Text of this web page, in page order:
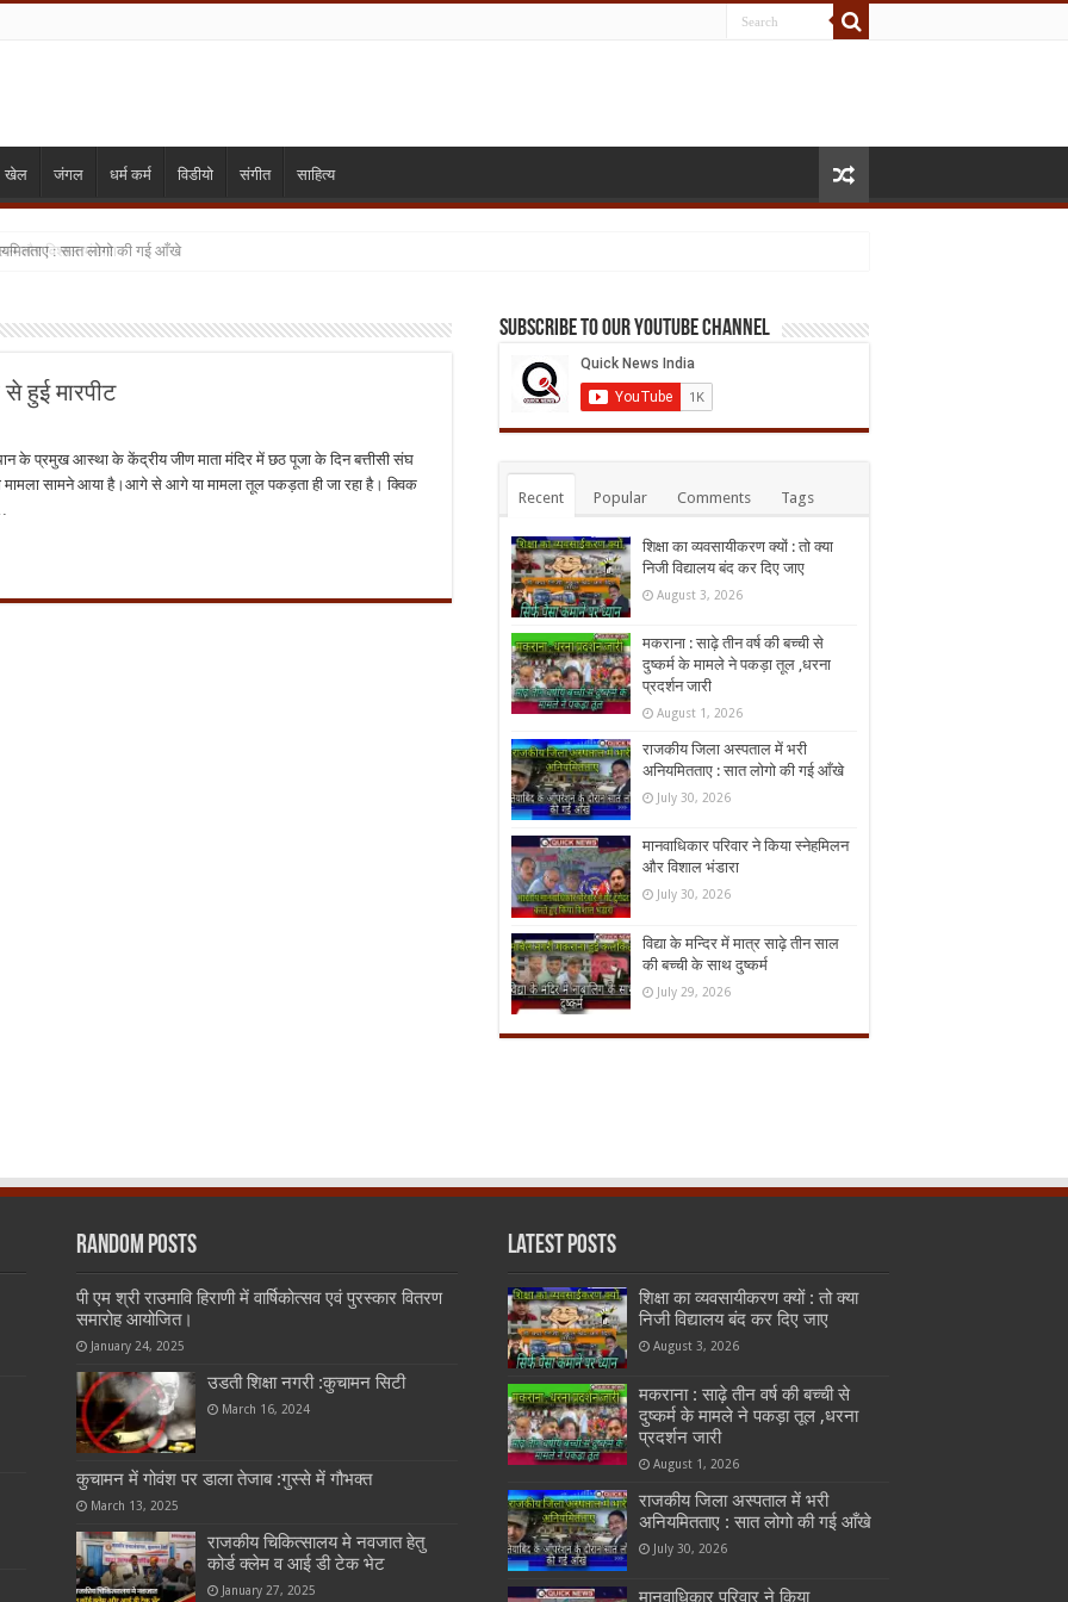
खेल जंगल धर्म कर्म विडीयो संगीत साहित्य
: सात लोगो की गई आँखे
और विशाल भंडारा
से हुई मारपीट
के प्रमुख आस्था के केंद्रीय जीण माता मंदिर में छठ पूजा के दिन बत्तीसी संघ
मामला सामने आया है।आगे से आगे या मामला तूल पकड़ता ही जा रहा है। क्विक
Subscribe to our Youtube Channel
Recent Popular Comments Tags
शिक्षा का व्यवसायीकरण क्यों : तो क्या
निजी विद्यालय बंद कर दिए जाए
August 3, 2026
मकराना : साढ़े तीन वर्ष की बच्ची से
दुष्कर्म के मामले ने पकड़ा तूल ,धरना
प्रदर्शन जारी
August 1, 2026
राजकीय जिला अस्पताल में भरी
अनियमितताए : सात लोगो की गई आँखे
July 30, 2026
मानवाधिकार परिवार ने किया स्नेहमिलन
और विशाल भंडारा
July 30, 2026
विद्या के मन्दिर में मात्र साढ़े तीन साल
की बच्ची के साथ दुष्कर्म
July 29, 2026
Random Posts
पी एम श्री राउमावि हिराणी में वार्षिकोत्सव एवं पुरस्कार वितरण
समारोह आयोजित।
January 24, 2025
उडती शिक्षा नगरी :कुचामन सिटी
March 16, 2024
कुचामन में गोवंश पर डाला तेजाब :गुस्से में गौभक्त
March 13, 2025
राजकीय चिकित्सालय मे नवजात हेतु
कोर्ड क्लेम व आई डी टेक भेट
January 27, 2025
Latest Posts
शिक्षा का व्यवसायीकरण क्यों : तो क्या
निजी विद्यालय बंद कर दिए जाए
August 3, 2026
मकराना : साढ़े तीन वर्ष की बच्ची से
दुष्कर्म के मामले ने पकड़ा तूल ,धरना
प्रदर्शन जारी
August 1, 2026
राजकीय जिला अस्पताल में भरी
अनियमितताए : सात लोगो की गई आँखे
July 30, 2026
मानवाधिकार परिवार ने किया